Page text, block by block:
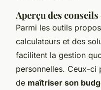
Aperçu des
Parmi les outils
calculateurs et des
facilitent la gestion
personnelles. Ceux-ci
de maîtriser son